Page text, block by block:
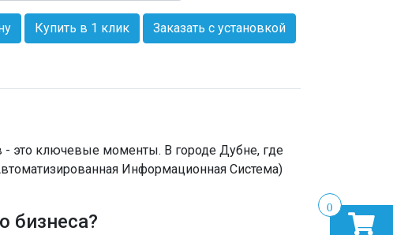
Купить в 1 клик Заказать с установкой
- это ключевые моменты. В городе Дубне, где
Информационная Система)
бизнеса?
0